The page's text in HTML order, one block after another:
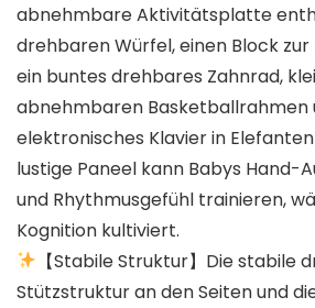
abnehmbare Aktivitätsplatte
drehbaren Würfel, einen Block
ein buntes drehbares Zahnrad,
abnehmbaren Basketballrahmen
elektronisches Klavier in
lustige Paneel kann Babys Hand-
und Rhythmusgefühl trainieren,
Kognition kultiviert.
【Stabile Struktur】Die stabile
Stützstruktur an den Seiten und